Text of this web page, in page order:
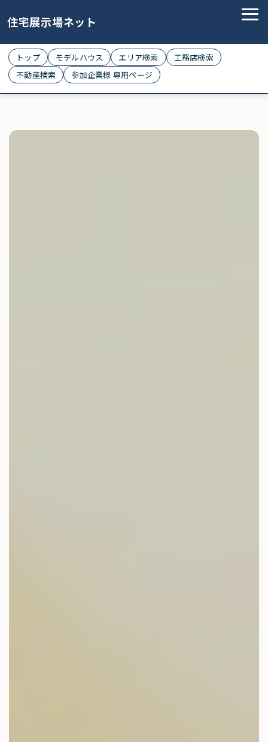
住宅展示場ネット
トップ モデルハウス エリア検索
工務店検索
不動産検索
参加企業様 専用ページ